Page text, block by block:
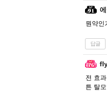
뭔약인
답글
전 효
튼 탈